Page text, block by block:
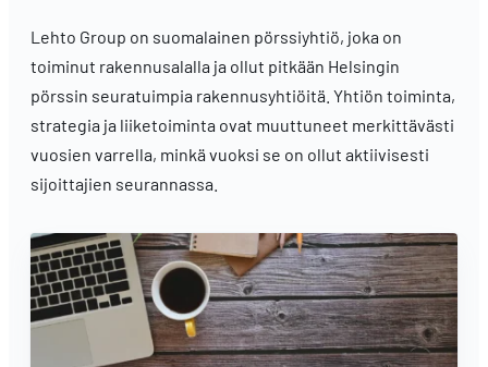
Lehto Group on suomalainen pörssiyhtiö, joka on
toiminut rakennusalalla ja ollut pitkään Helsingin
pörssin seuratuimpia rakennusyhtiöitä. Yhtiön toiminta,
strategia ja liiketoiminta ovat muuttuneet merkittävästi
vuosien varrella, minkä vuoksi se on ollut aktiivisesti
sijoittajien seurannassa.